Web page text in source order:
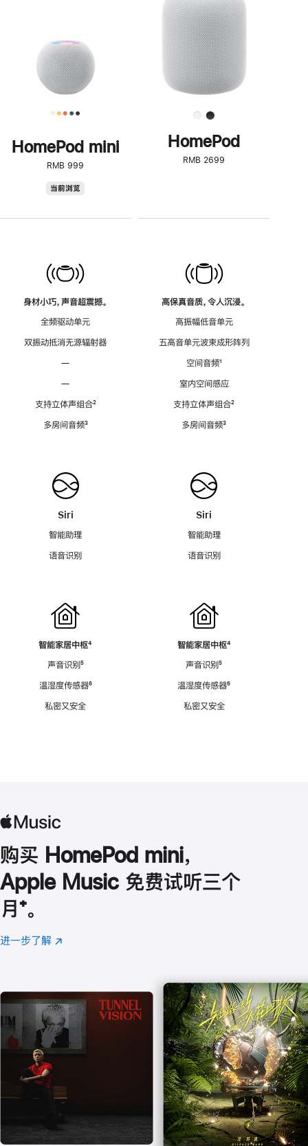
HomePod mini
RMB 999
当前浏览
身材小巧，声音超震撼。
全频驱动单元
双振动抵消无源辐射器
—
—
支持立体声组合脚
²
多房间音频脚
³
Siri
智能助理
语音识别
智能家居中枢脚
⁴
声音识别脚
⁵
温湿度传感器脚
⁶
私密又安全
了
解
HomePod<
HomePod
RMB 2699
高保真音质，令人沉浸。
高振幅低音单元
五高音单元波束成形阵列
空间音频脚
¹
室内空间感应
支持立体声组合脚
²
多房间音频脚
³
Siri
智能助理
语音识别
智能家居中枢脚
⁴
声音识别脚
⁵
温湿度传感器脚
⁶
私密又安全
购买 HomePod mini，
Apple Music 免费试听三个
月 脚
注
⁺。
进一步了解 Apple
(在
口
中
打
开)